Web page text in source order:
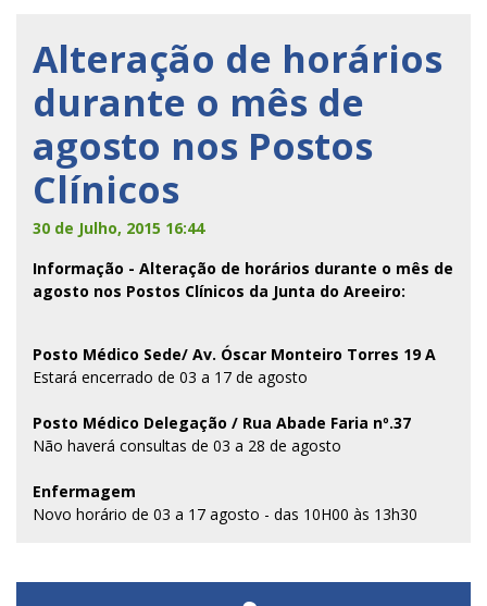
Alteração de horários
durante o mês de
agosto nos Postos
Clínicos
30 de Julho, 2015 16:44
Informação - Alteração de horários durante o mês de
agosto nos Postos Clínicos da Junta do Areeiro:
Posto Médico Sede/ Av. Óscar Monteiro Torres 19 A
Estará encerrado de 03 a 17 de agosto
Posto Médico Delegação / Rua Abade Faria nº.37
Não haverá consultas de 03 a 28 de agosto
Enfermagem
Novo horário de 03 a 17 agosto - das 10H00 às 13h30